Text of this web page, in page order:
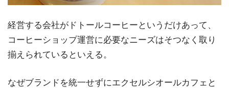
経営する会社がドトールコーヒーというだけあって、
コーヒーショップ運営に必要なニーズはそつなく取り
揃えられているといえる。
なぜブランドを統一せずにエクセルシオールカフェと